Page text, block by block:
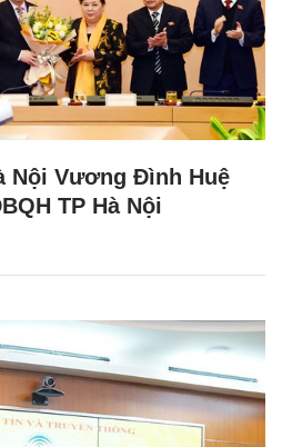
Nội Vương Đình Huệ
TP Hà Nội